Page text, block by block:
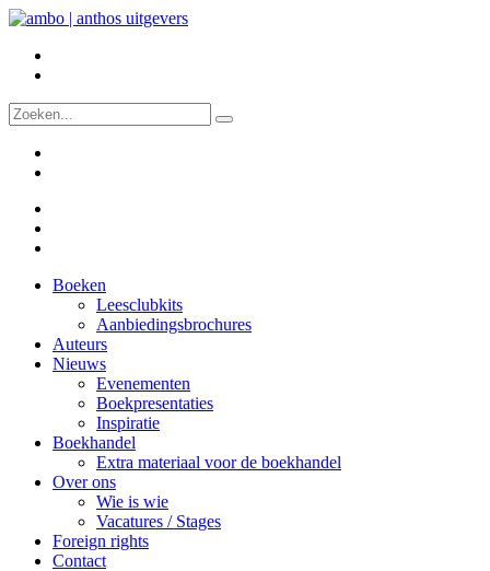
Boeken
Leesclubkits
Aanbiedingsbrochures
Auteurs
Nieuws
Evenementen
Boekpresentaties
Inspiratie
Boekhandel
Extra materiaal voor de boekhandel
Over ons
Wie is wie
Vacatures / Stages
Foreign rights
Contact